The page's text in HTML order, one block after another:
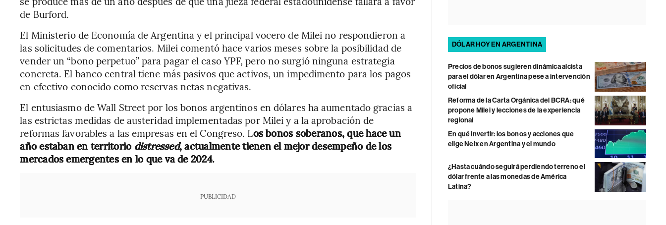
de Burford.
El Ministerio de Economía de Argentina y el principal vocero de Milei no respondieron a
las solicitudes de comentarios. Milei comentó hace varios meses sobre la posibilidad de
vender un “bono perpetuo” para pagar el caso YPF, pero no surgió ninguna estrategia
concreta. El banco central tiene más pasivos que activos, un impedimento para los pagos
en efectivo conocido como reservas netas negativas.
El entusiasmo de Wall Street por los bonos argentinos en dólares ha aumentado gracias a
las estrictas medidas de austeridad implementadas por Milei y a la aprobación de
reformas favorables a las empresas en el Congreso. Los bonos soberanos, que hace un
año estaban en territorio distressed, actualmente tienen el mejor desempeño de los
mercados emergentes en lo que va de 2024.
PUBLICIDAD
DÓLAR HOY EN ARGENTINA
Precios de bonos sugieren dinámica alcista
para el dólar en Argentina pese a intervención
oficial
Reforma de la Carta Orgánica del BCRA: qué
propone Milei y lecciones de la experiencia
regional
En qué invertir: los bonos y acciones que
elige Neix en Argentina y el mundo
¿Hasta cuándo seguirá perdiendo terreno el
dólar frente a las monedas de América
Latina?